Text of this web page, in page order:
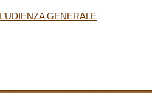
L’UDIENZA GENERALE